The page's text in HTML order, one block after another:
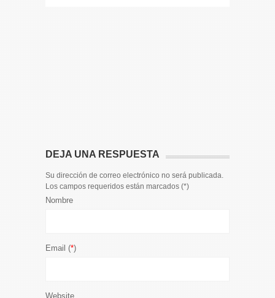
DEJA UNA RESPUESTA
Su dirección de correo electrónico no será publicada.
Los campos requeridos están marcados (*)
Nombre
Email (*)
Website